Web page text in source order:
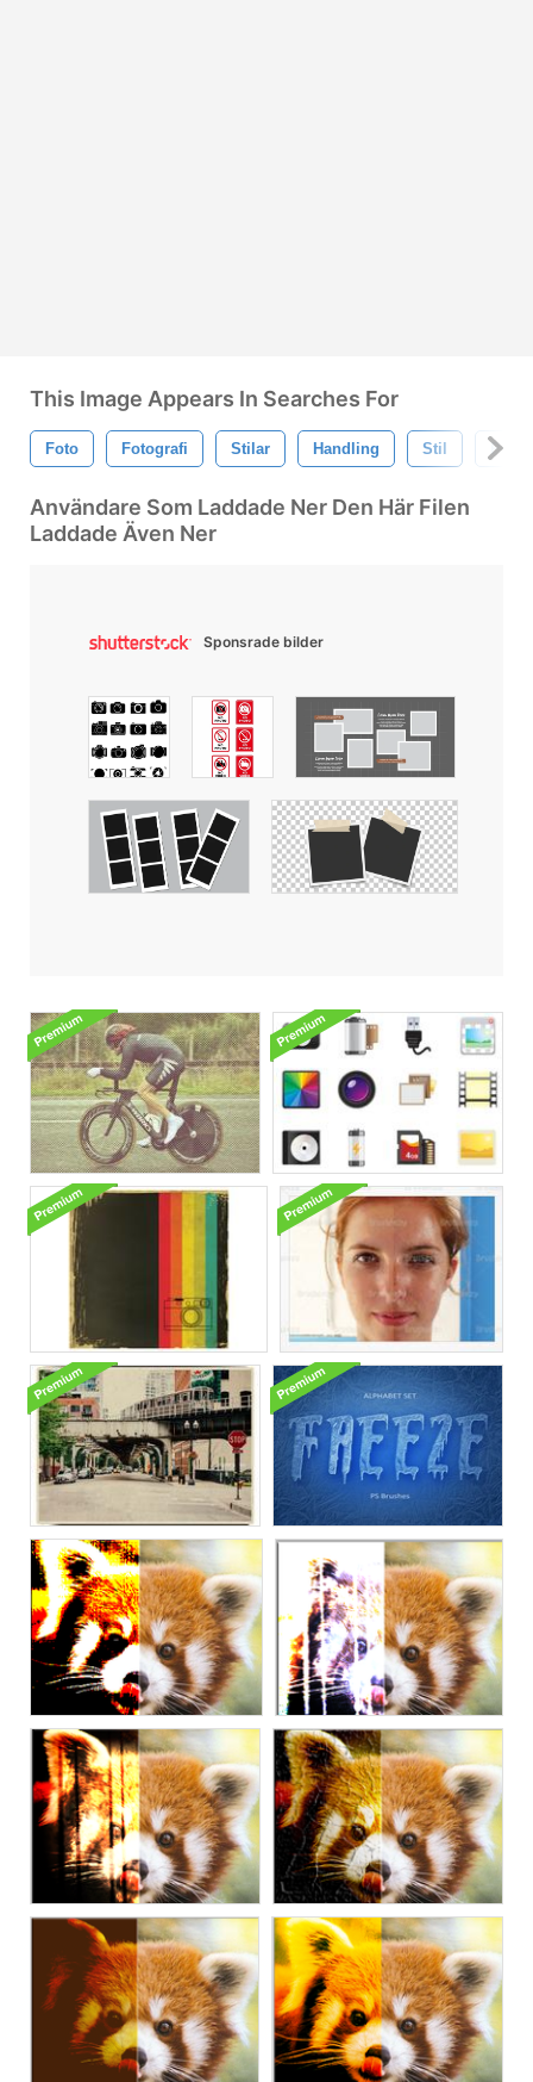
This Image Appears In Searches For
Foto Fotografi Stilar Handling Stil
Användare Som Laddade Ner Den Här Filen
Laddade Även Ner
Sponsrade bilder